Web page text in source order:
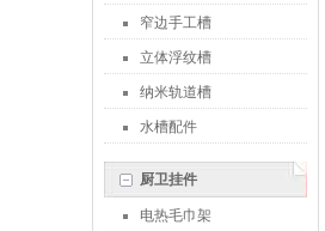
窄边手工槽
立体浮纹槽
纳米轨道槽
水槽配件
厨卫挂件
电热毛巾架